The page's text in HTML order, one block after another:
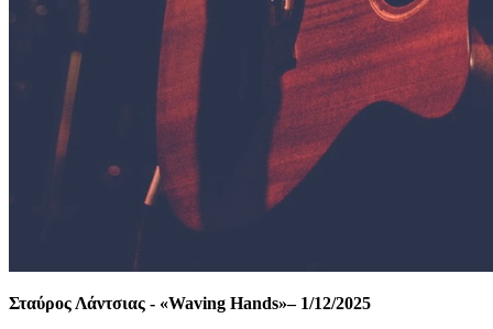
Σταύρος Λάντσιας - «Waving Hands»– 1/12/2025